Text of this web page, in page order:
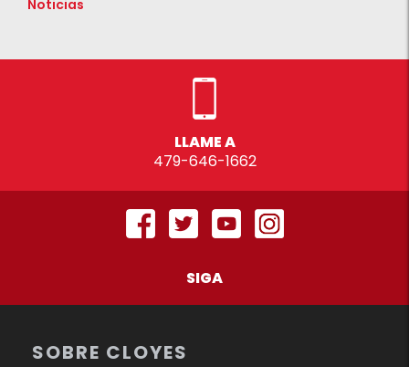
Noticias
LLAME A
479-646-1662
SIGA
SOBRE CLOYES